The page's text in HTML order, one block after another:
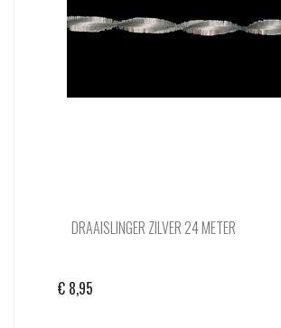
DRAAISLINGER ZILVER 24 METER
€ 8,95